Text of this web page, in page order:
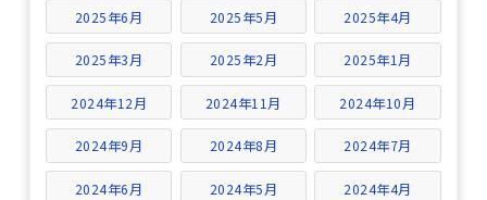
2025年6月 2025年5月 2025年4月
2025年3月 2025年2月 2025年1月
2024年12月 2024年11月 2024年10月
2024年9月 2024年8月 2024年7月
2024年6月 2024年5月 2024年4月